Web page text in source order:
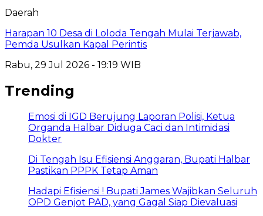
Daerah
Harapan 10 Desa di Loloda Tengah Mulai Terjawab,
Pemda Usulkan Kapal Perintis
Rabu, 29 Jul 2026 - 19:19 WIB
Trending
Emosi di IGD Berujung Laporan Polisi, Ketua
Organda Halbar Diduga Caci dan Intimidasi
Dokter
Di Tengah Isu Efisiensi Anggaran, Bupati Halbar
Pastikan PPPK Tetap Aman
Hadapi Efisiensi ! Bupati James Wajibkan Seluruh
OPD Genjot PAD, yang Gagal Siap Dievaluasi